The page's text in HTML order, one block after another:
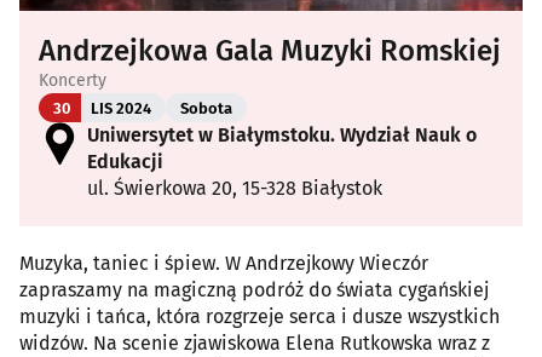
Andrzejkowa Gala Muzyki Romskiej
Koncerty
30 LIS 2024 Sobota
Uniwersytet w Białymstoku. Wydział Nauk o
Edukacji
ul. Świerkowa 20, 15-328 Białystok
Muzyka, taniec i śpiew. W Andrzejkowy Wieczór
zapraszamy na magiczną podróż do świata cygańskiej
muzyki i tańca, która rozgrzeje serca i dusze wszystkich
widzów. Na scenie zjawiskowa Elena Rutkowska wraz z